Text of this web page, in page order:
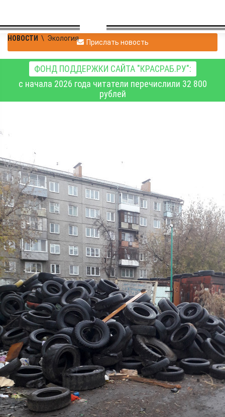
НОВОСТИ \ Экология Прислать новость
ФОНД ПОДДЕРЖКИ САЙТА "КРАСРАБ.РУ":
с начала 2026 года читатели перечислили 32 800
рублей
края озаботился
вопросами утилизации
шин
Экология
22.11.2023 17:252683
1
Фото:
admkrsk.ru
Министр экологии Красноярского края Владимир Часовитин
провёл совещание, посвящённое утилизации шин. В
обсуждении участвовали представители науки и городских